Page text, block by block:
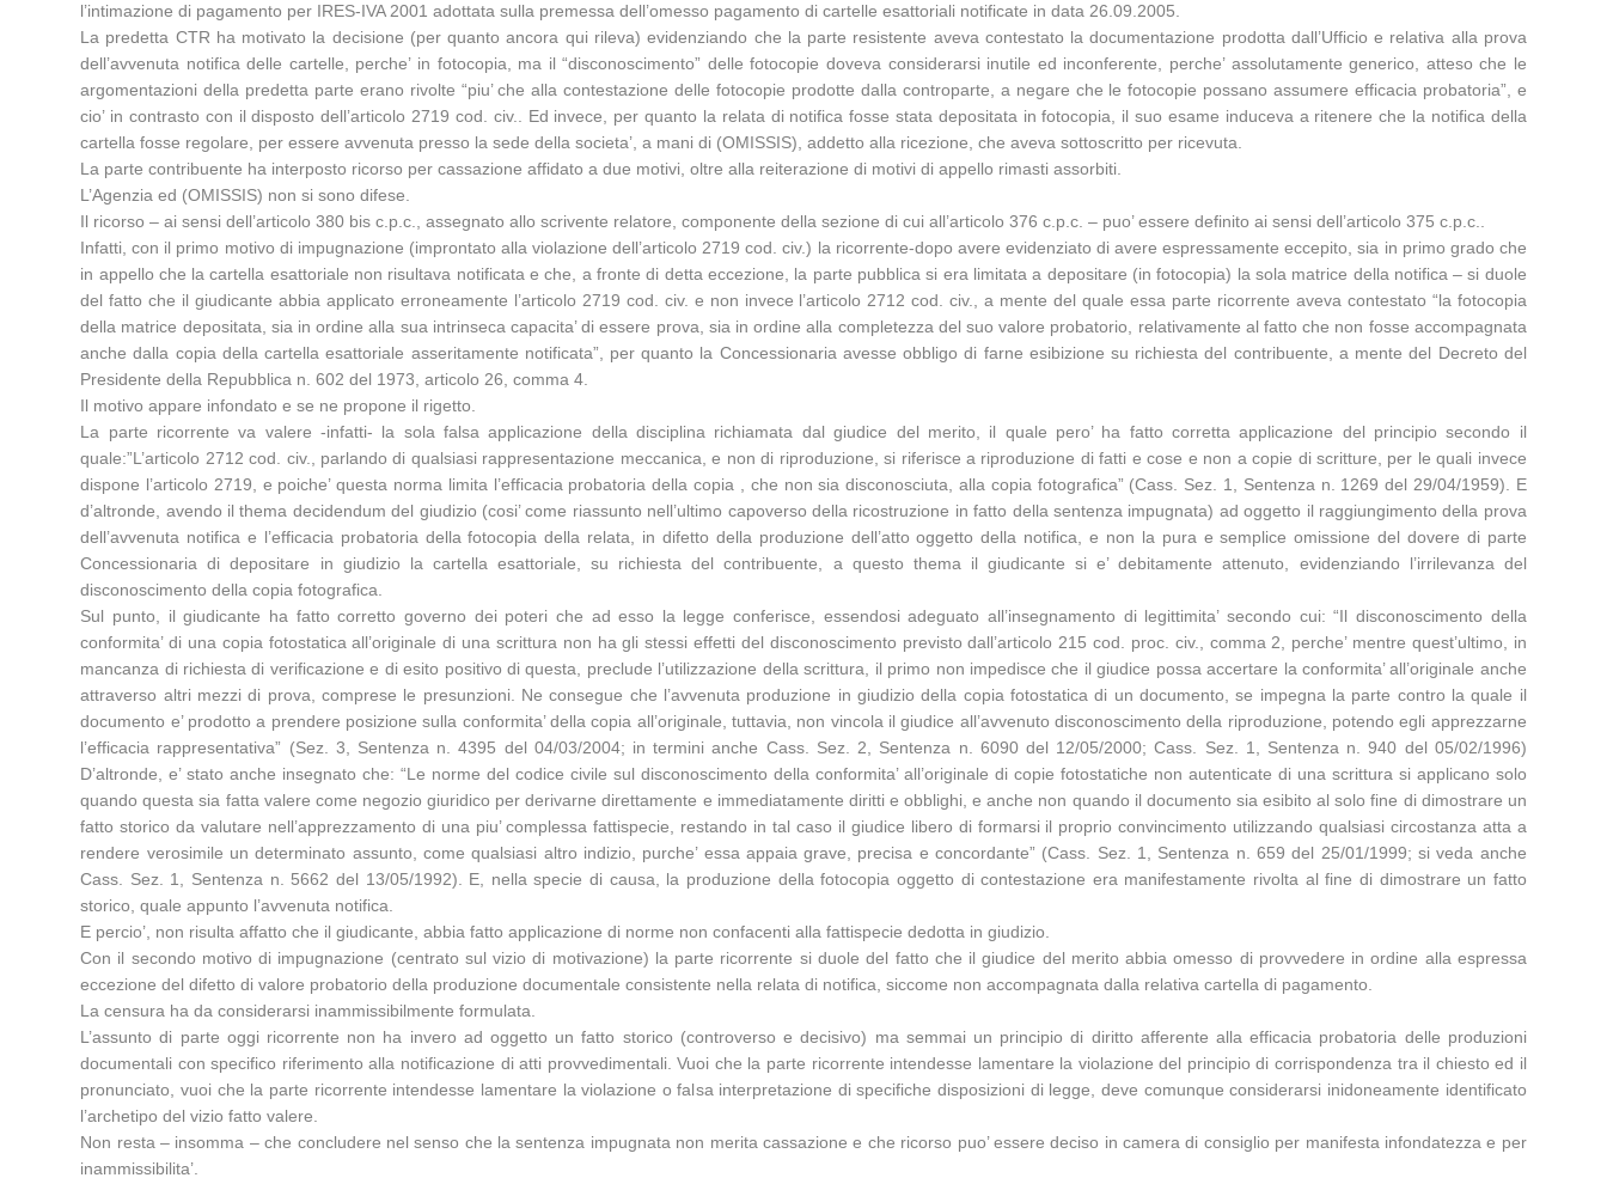
l’intimazione di pagamento per IRES-IVA 2001 adottata sulla premessa dell’omesso pagamento di cartelle esattoriali notificate in data 26.09.2005.
La predetta CTR ha motivato la decisione (per quanto ancora qui rileva) evidenziando che la parte resistente aveva contestato la documentazione prodotta dall’Ufficio e relativa alla prova
dell’avvenuta notifica delle cartelle, perche’ in fotocopia, ma il “disconoscimento” delle fotocopie doveva considerarsi inutile ed inconferente, perche’ assolutamente generico, atteso che le
argomentazioni della predetta parte erano rivolte “piu’ che alla contestazione delle fotocopie prodotte dalla controparte, a negare che le fotocopie possano assumere efficacia probatoria”, e
cio’ in contrasto con il disposto dell’articolo 2719 cod. civ.. Ed invece, per quanto la relata di notifica fosse stata depositata in fotocopia, il suo esame induceva a ritenere che la notifica della
cartella fosse regolare, per essere avvenuta presso la sede della societa’, a mani di (OMISSIS), addetto alla ricezione, che aveva sottoscritto per ricevuta.
La parte contribuente ha interposto ricorso per cassazione affidato a due motivi, oltre alla reiterazione di motivi di appello rimasti assorbiti.
L’Agenzia ed (OMISSIS) non si sono difese.
Il ricorso – ai sensi dell’articolo 380 bis c.p.c., assegnato allo scrivente relatore, componente della sezione di cui all’articolo 376 c.p.c. – puo’ essere definito ai sensi dell’articolo 375 c.p.c..
Infatti, con il primo motivo di impugnazione (improntato alla violazione dell’articolo 2719 cod. civ.) la ricorrente-dopo avere evidenziato di avere espressamente eccepito, sia in primo grado che
in appello che la cartella esattoriale non risultava notificata e che, a fronte di detta eccezione, la parte pubblica si era limitata a depositare (in fotocopia) la sola matrice della notifica – si duole
del fatto che il giudicante abbia applicato erroneamente l’articolo 2719 cod. civ. e non invece l’articolo 2712 cod. civ., a mente del quale essa parte ricorrente aveva contestato “la fotocopia
della matrice depositata, sia in ordine alla sua intrinseca capacita’ di essere prova, sia in ordine alla completezza del suo valore probatorio, relativamente al fatto che non fosse accompagnata
anche dalla copia della cartella esattoriale asseritamente notificata”, per quanto la Concessionaria avesse obbligo di farne esibizione su richiesta del contribuente, a mente del Decreto del
Presidente della Repubblica n. 602 del 1973, articolo 26, comma 4.
Il motivo appare infondato e se ne propone il rigetto.
La parte ricorrente va valere -infatti- la sola falsa applicazione della disciplina richiamata dal giudice del merito, il quale pero’ ha fatto corretta applicazione del principio secondo il
quale:”L’articolo 2712 cod. civ., parlando di qualsiasi rappresentazione meccanica, e non di riproduzione, si riferisce a riproduzione di fatti e cose e non a copie di scritture, per le quali invece
dispone l’articolo 2719, e poiche’ questa norma limita l’efficacia probatoria della copia , che non sia disconosciuta, alla copia fotografica” (Cass. Sez. 1, Sentenza n. 1269 del 29/04/1959). E
d’altronde, avendo il thema decidendum del giudizio (cosi’ come riassunto nell’ultimo capoverso della ricostruzione in fatto della sentenza impugnata) ad oggetto il raggiungimento della prova
dell’avvenuta notifica e l’efficacia probatoria della fotocopia della relata, in difetto della produzione dell’atto oggetto della notifica, e non la pura e semplice omissione del dovere di parte
Concessionaria di depositare in giudizio la cartella esattoriale, su richiesta del contribuente, a questo thema il giudicante si e’ debitamente attenuto, evidenziando l’irrilevanza del
disconoscimento della copia fotografica.
Sul punto, il giudicante ha fatto corretto governo dei poteri che ad esso la legge conferisce, essendosi adeguato all’insegnamento di legittimita’ secondo cui: “Il disconoscimento della
conformita’ di una copia fotostatica all’originale di una scrittura non ha gli stessi effetti del disconoscimento previsto dall’articolo 215 cod. proc. civ., comma 2, perche’ mentre quest’ultimo, in
mancanza di richiesta di verificazione e di esito positivo di questa, preclude l’utilizzazione della scrittura, il primo non impedisce che il giudice possa accertare la conformita’ all’originale anche
attraverso altri mezzi di prova, comprese le presunzioni. Ne consegue che l’avvenuta produzione in giudizio della copia fotostatica di un documento, se impegna la parte contro la quale il
documento e’ prodotto a prendere posizione sulla conformita’ della copia all’originale, tuttavia, non vincola il giudice all’avvenuto disconoscimento della riproduzione, potendo egli apprezzarne
l’efficacia rappresentativa” (Sez. 3, Sentenza n. 4395 del 04/03/2004; in termini anche Cass. Sez. 2, Sentenza n. 6090 del 12/05/2000; Cass. Sez. 1, Sentenza n. 940 del 05/02/1996)
D’altronde, e’ stato anche insegnato che: “Le norme del codice civile sul disconoscimento della conformita’ all’originale di copie fotostatiche non autenticate di una scrittura si applicano solo
quando questa sia fatta valere come negozio giuridico per derivarne direttamente e immediatamente diritti e obblighi, e anche non quando il documento sia esibito al solo fine di dimostrare un
fatto storico da valutare nell’apprezzamento di una piu’ complessa fattispecie, restando in tal caso il giudice libero di formarsi il proprio convincimento utilizzando qualsiasi circostanza atta a
rendere verosimile un determinato assunto, come qualsiasi altro indizio, purche’ essa appaia grave, precisa e concordante” (Cass. Sez. 1, Sentenza n. 659 del 25/01/1999; si veda anche
Cass. Sez. 1, Sentenza n. 5662 del 13/05/1992). E, nella specie di causa, la produzione della fotocopia oggetto di contestazione era manifestamente rivolta al fine di dimostrare un fatto
storico, quale appunto l’avvenuta notifica.
E percio’, non risulta affatto che il giudicante, abbia fatto applicazione di norme non confacenti alla fattispecie dedotta in giudizio.
Con il secondo motivo di impugnazione (centrato sul vizio di motivazione) la parte ricorrente si duole del fatto che il giudice del merito abbia omesso di provvedere in ordine alla espressa
eccezione del difetto di valore probatorio della produzione documentale consistente nella relata di notifica, siccome non accompagnata dalla relativa cartella di pagamento.
La censura ha da considerarsi inammissibilmente formulata.
L’assunto di parte oggi ricorrente non ha invero ad oggetto un fatto storico (controverso e decisivo) ma semmai un principio di diritto afferente alla efficacia probatoria delle produzioni
documentali con specifico riferimento alla notificazione di atti provvedimentali. Vuoi che la parte ricorrente intendesse lamentare la violazione del principio di corrispondenza tra il chiesto ed il
pronunciato, vuoi che la parte ricorrente intendesse lamentare la violazione o falsa interpretazione di specifiche disposizioni di legge, deve comunque considerarsi inidoneamente identificato
l’archetipo del vizio fatto valere.
Non resta – insomma – che concludere nel senso che la sentenza impugnata non merita cassazione e che ricorso puo’ essere deciso in camera di consiglio per manifesta infondatezza e per
inammissibilita’.